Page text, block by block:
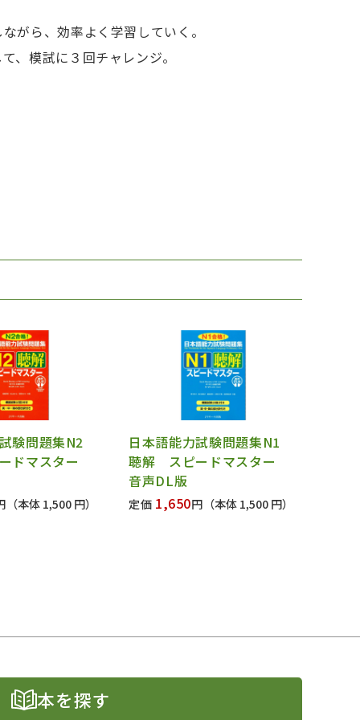
がら、効率よく学習していく。
、模試に３回チャレンジ。
験問題集N2
ドマスター
（本体 1,500 円）
日本語能力試験問題集N1
聴解 スピードマスター
音声DL版
定価 1,650円 （本体 1,500 円）
本を探す